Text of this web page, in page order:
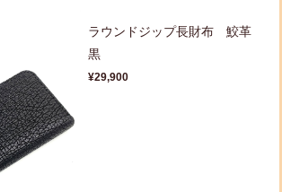
ラウンドジップ長財布 鮫革
黒
¥29,900